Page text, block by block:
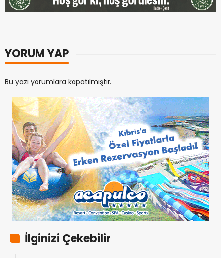
YORUM YAP
Bu yazı yorumlara kapatılmıştır.
İlginizi Çekebilir